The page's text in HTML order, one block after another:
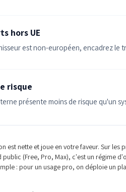
hors UE
est non-européen, encadrez le
risque
présente moins de risque qu'un
est nette et joue en votre faveur. Sur
public (Free, Pro, Max), c'est un régime
: pour un usage pro, on déploie un